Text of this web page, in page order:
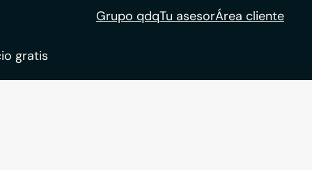
Grupo qdqTu asesorÁrea cliente
gratis